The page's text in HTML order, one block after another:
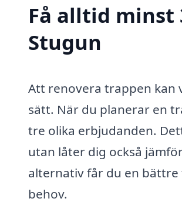
Få alltid
Stugun
Att renovera trappen kan
sätt. När du planerar en
tre olika erbjudanden.
utan låter dig också
alternativ får du en
behov.